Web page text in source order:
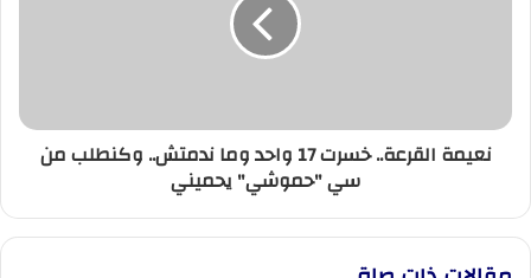
من
سي
نعيمة القرعة.. خسرت 17 واحد وما ندمتش.. وكنطلب من
سي "حموشي" يحميني